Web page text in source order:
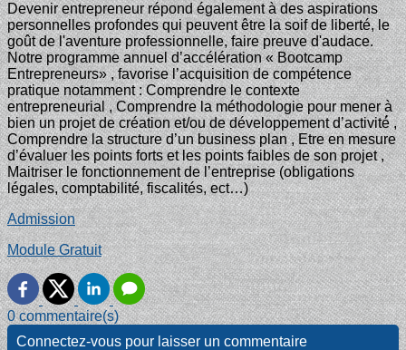
Devenir entrepreneur répond également à des aspirations
personnelles profondes qui peuvent être la soif de liberté, le
goût de l'aventure professionnelle, faire preuve d'audace.
Notre programme annuel d’accélération « Bootcamp
Entrepreneurs» , favorise l’acquisition de compétence
pratique notamment : Comprendre le contexte
entrepreneurial , Comprendre la méthodologie pour mener à
bien un projet de création et/ou de développement d’activité́ ,
Comprendre la structure d’un business plan , Etre en mesure
d’évaluer les points forts et les points faibles de son projet ,
Maitriser le fonctionnement de l’entreprise (obligations
légales, comptabilité, fiscalités, ect…)
Admission
Module Gratuit
0 commentaire(s)
Connectez-vous pour laisser un commentaire